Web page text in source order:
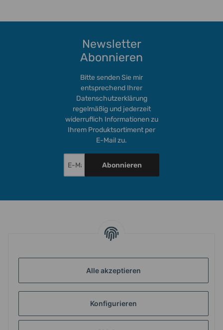
Alle akzeptieren
Konfigurieren
Newsletter
Abonnieren
Bitte senden Sie mir
entsprechend Ihrer
Datenschutzerklärung
regelmäßig und jederzeit
widerruflich Informationen zu
Ihrem Produktsortiment per
E-Mail zu.
Abonnieren
INFORMATIONEN
GESETZLICHE INFORMATIONEN
ZAHLUNG & VERSAND